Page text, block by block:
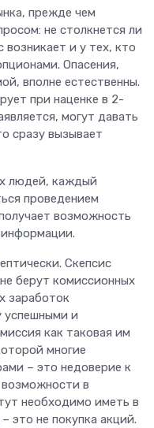
прежде чем
не столкнется ли
и у тех, кто
Опасения,
вполне естественны.
при наценке в 2-
могут давать
сразу вызывает
людей, каждый
проведением
возможность
Скепсис
берут комиссионных
заработок
успешными и
как таковая им
многие
– это недоверие к
в
необходимо иметь в
это не покупка акций.